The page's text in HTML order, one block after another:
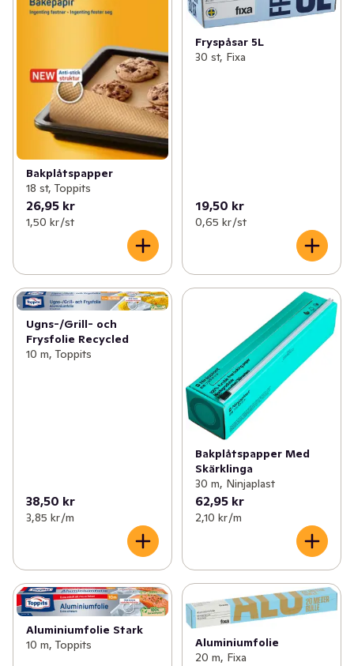
Bakplåtspapper
18 st, Toppits
26,95 kr
1,50 kr /st
Fryspåsar 5L
30 st, Fixa
19,50 kr
0,65 kr /st
Ugns-/Grill- och
Frysfolie Recycled
10 m, Toppits
38,50 kr
3,85 kr /m
Bakplåtspapper Med
Skärklinga
30 m, Ninjaplast
62,95 kr
2,10 kr /m
Aluminiumfolie Stark
10 m, Toppits
Aluminiumfolie
20 m, Fixa